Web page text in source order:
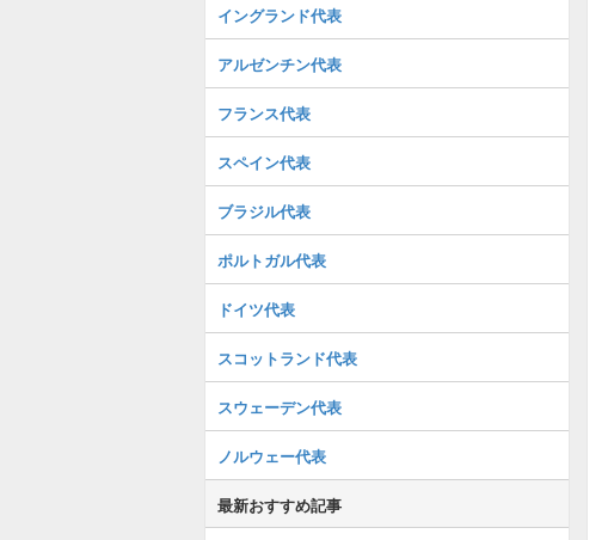
イングランド代表
アルゼンチン代表
フランス代表
スペイン代表
ブラジル代表
ポルトガル代表
ドイツ代表
スコットランド代表
スウェーデン代表
ノルウェー代表
最新おすすめ記事